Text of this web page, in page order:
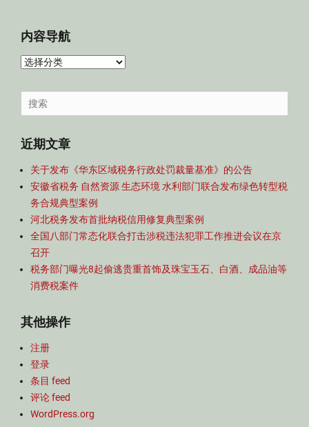
内容导航
内
导
航
Search
for:
近期文章
关于发布《华东区域税务行政处罚裁量基准》的公告
安徽省税务 自然资源 生态环境 水利部门联合发布绿色转型税
务合规典型案例
河北税务发布首批纳税信用修复典型案例
全国八部门常态化联合打击涉税违法犯罪工作推进会议在京
召开
税务部门曝光8起偷逃贵重首饰及珠宝玉石、白酒、成品油等
消费税案件
其他操作
注册
登录
条目 feed
评论 feed
WordPress.org